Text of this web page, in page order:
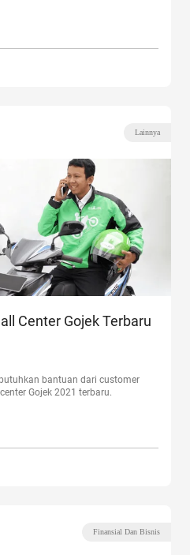
Lainnya
Center Gojek Terbaru
bantuan dari customer
Gojek 2021 terbaru.
Finansial Dan Bisnis